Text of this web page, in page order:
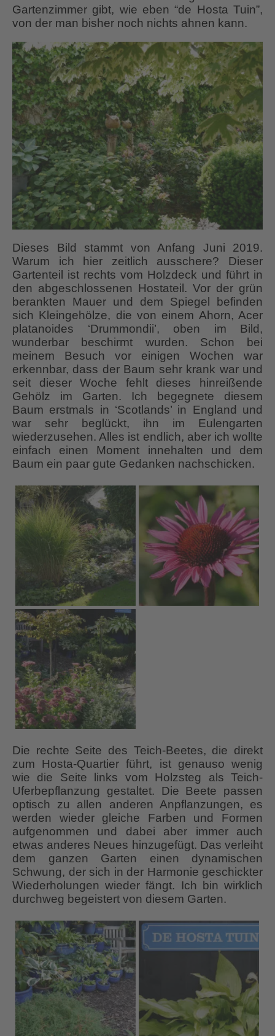
Gartenzimmer gibt, wie eben “de Hosta Tuin”,
von der man bisher noch nichts ahnen kann.
Dieses Bild stammt von Anfang Juni 2019.
Warum ich hier zeitlich ausschere? Dieser
Gartenteil ist rechts vom Holzdeck und führt in
den abgeschlossenen Hostateil. Vor der grün
berankten Mauer und dem Spiegel befinden
sich Kleingehölze, die von einem Ahorn, Acer
platanoides ‘Drummondii’, oben im Bild,
wunderbar beschirmt wurden. Schon bei
meinem Besuch vor einigen Wochen war
erkennbar, dass der Baum sehr krank war und
seit dieser Woche fehlt dieses hinreißende
Gehölz im Garten. Ich begegnete diesem
Baum erstmals in ‘Scotlands’ in England und
war sehr beglückt, ihn im Eulengarten
wiederzusehen. Alles ist endlich, aber ich wollte
einfach einen Moment innehalten und dem
Baum ein paar gute Gedanken nachschicken.
Die rechte Seite des Teich-Beetes, die direkt
zum Hosta-Quartier führt, ist genauso wenig
wie die Seite links vom Holzsteg als Teich-
Uferbepflanzung gestaltet. Die Beete passen
optisch zu allen anderen Anpflanzungen, es
werden wieder gleiche Farben und Formen
aufgenommen und dabei aber immer auch
etwas anderes Neues hinzugefügt. Das verleiht
dem ganzen Garten einen dynamischen
Schwung, der sich in der Harmonie geschickter
Wiederholungen wieder fängt. Ich bin wirklich
durchweg begeistert von diesem Garten.